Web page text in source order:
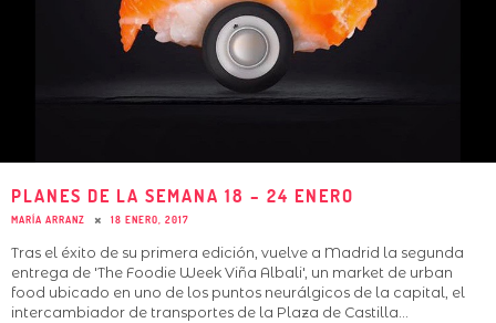
PLANES DE LA SEMANA 18 – 24 ENERO
MARÍA ARRANZ 18 ENERO, 2017
Tras el éxito de su primera edición, vuelve a Madrid la segunda
entrega de 'The Foodie Week Viña Albali', un market de urban
food ubicado en uno de los puntos neurálgicos de la capital, el
intercambiador de transportes de la Plaza de Castilla...